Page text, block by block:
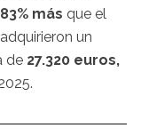
más que el
un
de 27.320 euros,